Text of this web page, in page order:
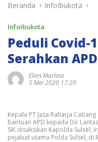
Beranda InfoIbukota
InfoIbukota
Peduli Covid-
Serahkan
Elien Marlina
5 Mei 2020 17:20
Kepala PT Jasa Raharja
bantuan APD kepada Dir
SIK disaksikan Kapolda Sulsel,
pejabat utama Polda Sulsel, di